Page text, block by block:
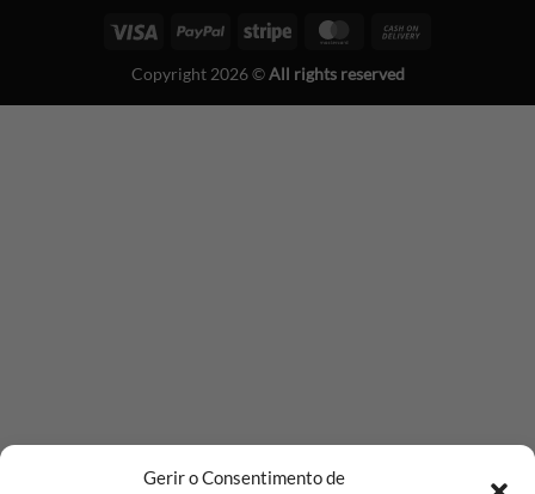
Gerir o Consentimento de
Visa PayPal Stripe MasterCard
Copyright 2026 ©All rights reserved